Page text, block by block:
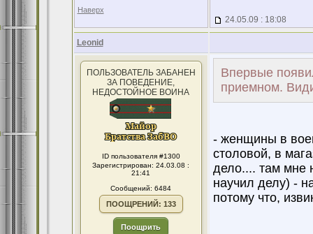
Наверх
24.05.09 : 18:08
Leonid
ПОЛЬЗОВАТЕЛЬ ЗАБАНЕН
ЗА ПОВЕДЕНИЕ,
НЕДОСТОЙНОЕ ВОИНА
ID пользователя #1300
Зарегистрирован: 24.03.08 :
21:41
Сообщений: 6484
ПООЩРЕНИЙ: 133
Поощрить
Впервые
приемном.
- женщины в
столовой, в
дело.... там мне
научил делу) -
потому что,